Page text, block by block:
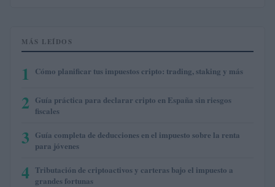
MÁS LEÍDOS
1 Cómo planificar tus impuestos cripto: trading, staking y más
2 Guía práctica para declarar cripto en España sin riesgos
fiscales
3 Guía completa de deducciones en el impuesto sobre la renta
para jóvenes
4 Tributación de criptoactivos y carteras bajo el impuesto a
grandes fortunas